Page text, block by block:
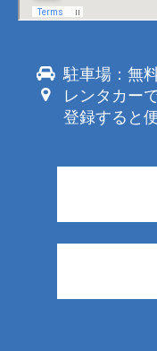
駐車場：無
レンタカー
登録すると